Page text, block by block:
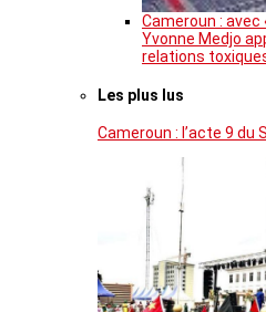
Cameroun : avec
Yvonne Medjo
relations
Les plus lus
Cameroun : l’acte 9 du